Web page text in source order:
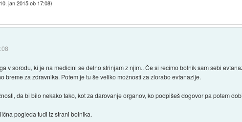
10. jan 2015 ob 17:08)
v sorodu, ki je na medicini se delno strinjam z njim.. Če si recimo bolnik sam sebi
breme za zdravnika. Potem je tu še veliko možnosti za zlorabo evtanazije.
da bi bilo nekako tako, kot za darovanje organov, ko podpišeš dogovor pa potem
pogleda tudi iz strani bolnika.